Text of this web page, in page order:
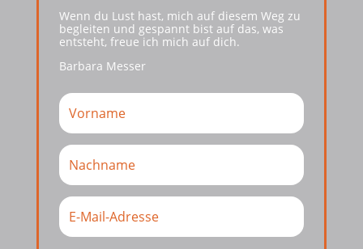
Wenn du Lust hast, mich auf diesem Weg zu
begleiten und gespannt bist auf das, was
entsteht, freue ich mich auf dich.
Barbara Messer